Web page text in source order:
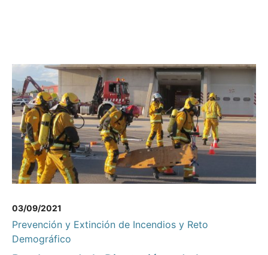
03/09/2021
Prevención y Extinción de Incendios y Reto
Demográfico